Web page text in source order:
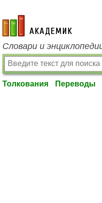
academic.ru
Словари и
Толкования Переводы